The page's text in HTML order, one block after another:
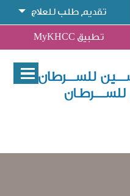
تقديم طلب للعلاج
تطبيق MyKHCC